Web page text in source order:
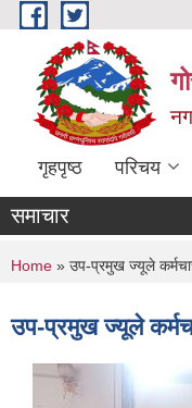
Skip to main content
गृहपृष्ठ परिचय
समाचार
You are here
Home » उप-प्रमुख ज्यूले
उप-प्रमुख ज्यूले